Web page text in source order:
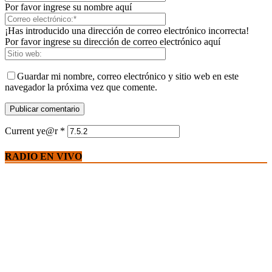
Por favor ingrese su nombre aquí
¡Has introducido una dirección de correo electrónico incorrecta!
Por favor ingrese su dirección de correo electrónico aquí
Guardar mi nombre, correo electrónico y sitio web en este
navegador la próxima vez que comente.
Current ye@r *
RADIO EN VIVO